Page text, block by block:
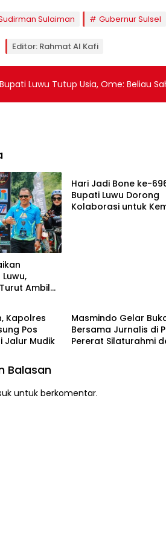
Sulaiman Gubernur Sulsel
Editor: Rahmat Al Kafi
Luwu Tutup Usia, Ome: Beliau
Ambil
Hari Jadi Bone ke-
Bupati Luwu Dorong
Kolaborasi untuk
Kapolres
Pos
Jalur Mudik
Masmindo Gelar
Bersama Jurnalis di
Pererat Silaturahmi
Balasan
untuk berkomentar.